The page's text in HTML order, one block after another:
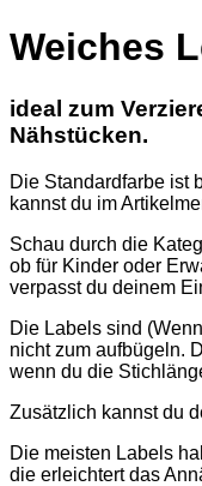
Weiches
ideal zum
Nähstücken.
Die Standardfarbe ist
kannst du im
Schau durch die
ob für Kinder oder
verpasst du deinem
Die Labels sind
nicht zum aufbügeln.
wenn du die
Zusätzlich kannst du
Die meisten Labels
die erleichtert das